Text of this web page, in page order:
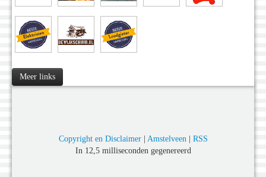
Meer links
Copyright en Disclaimer| Amstelveen| RSS
In 12,5 milliseconden gegenereerd